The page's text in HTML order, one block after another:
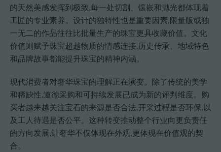
的天然美感发挥到极致,每一处切割、镶嵌和抛光都体现着
工匠的专业素养。设计的独特性也是重要因素,限量版或独
一无二的作品往往比批量生产的珠宝更具收藏价值。文化
价值则赋予珠宝超越物质的情感连接,历史传承、地域特色
和品牌故事都能提升珠宝的精神内涵。
现代消费者对奢华珠宝的理解正在演变。除了传统的美学
和稀缺性,道德采购和可持续发展已成为新的评判维度。购
买者越来越关注宝石的来源是否合法,开采过程是否环保,以
及工人待遇是否公平。这种转变推动整个行业向更负责任
的方向发展,让奢华不仅体现在外观,更体现在价值观的契
合。